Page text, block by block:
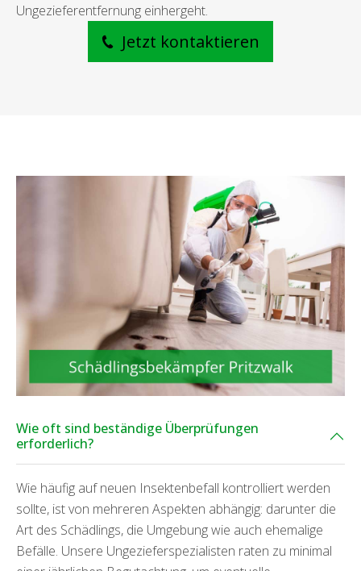
Ungezieferentfernung einhergeht.
Jetzt kontaktieren
Wie oft sind beständige Überprüfungen
erforderlich?
Wie häufig auf neuen Insektenbefall kontrolliert werden
sollte, ist von mehreren Aspekten abhängig: darunter die
Art des Schädlings, die Umgebung wie auch ehemalige
Befälle. Unsere Ungezieferspezialisten raten zu minimal